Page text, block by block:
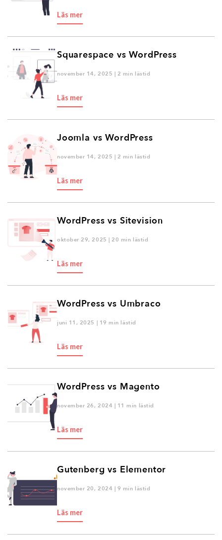
Läs mer
Squarespace vs WordPress
november 14, 2025 | 2 min lästid
Läs mer
Joomla vs WordPress
november 14, 2025 | 2 min lästid
Läs mer
WordPress vs Sitevision
oktober 29, 2025 | 20 min lästid
Läs mer
WordPress vs Umbraco
juni 11, 2025 | 19 min lästid
Läs mer
WordPress vs Magento
november 26, 2024 | 11 min lästid
Läs mer
Gutenberg vs Elementor
november 20, 2024 | 9 min lästid
Läs mer